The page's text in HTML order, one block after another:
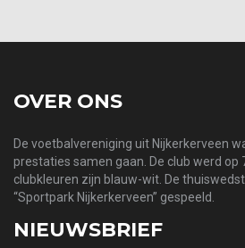
OVER ONS
De voetbalvereniging uit Nijkerkerveen
prestaties samen gaan. De club werd op
clubkleuren zijn blauw-wit. De
“Sportpark Nijkerkerveen” gespeeld.
NIEUWSBRIEF